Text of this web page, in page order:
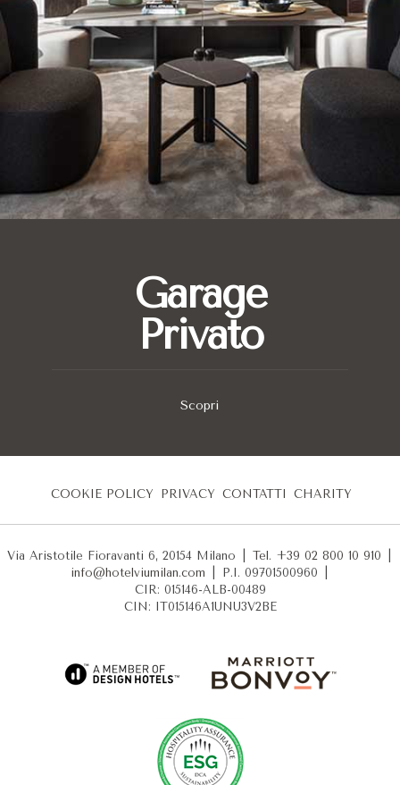
Garage
Privato
Scopri
COOKIE POLICY PRIVACY CONTATTI CHARITY
Via Aristotile Fioravanti 6, 20154 Milano Tel. +39 02 800 10 910
info@hotelviumilan.com
P.I. 09701500960
CIR: 015146-ALB-00489
CIN: IT015146A1UNU3V2BE